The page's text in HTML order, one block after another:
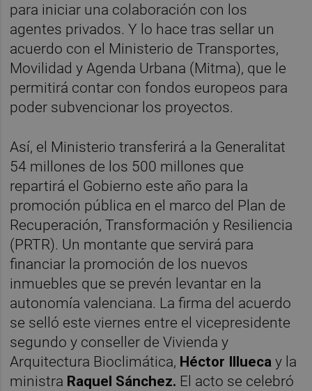
para iniciar una colaboración con los
agentes privados. Y lo hace tras sellar un
acuerdo con el Ministerio de Transportes,
Movilidad y Agenda Urbana (Mitma), que le
permitirá contar con fondos europeos para
poder subvencionar los proyectos.
Así, el Ministerio transferirá a la Generalitat
54 millones de los 500 millones que
repartirá el Gobierno este año para la
promoción pública en el marco del Plan de
Recuperación, Transformación y Resiliencia
(PRTR). Un montante que servirá para
financiar la promoción de los nuevos
inmuebles que se prevén levantar en la
autonomía valenciana. La firma del acuerdo
se selló este viernes entre el vicepresidente
segundo y conseller de Vivienda y
Arquitectura Bioclimática, Héctor Illueca y la
ministra Raquel Sánchez. El acto se celebró